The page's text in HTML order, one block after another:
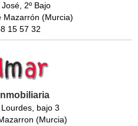
2º Bajo
Mazarrón (Murcia)
15 57 32
bajo 3
(Murcia)